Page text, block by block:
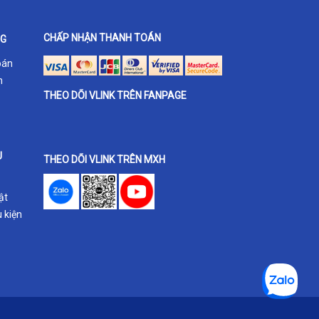
kiện
CHẤP NHẬN THANH TOÁN
THEO DÕI VLINK TRÊN FANPAGE
THEO DÕI VLINK TRÊN MXH